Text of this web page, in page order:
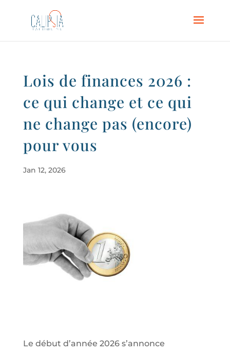
Lois de finances 2026 :
ce qui change et ce qui
ne change pas (encore)
pour vous
Jan 12, 2026
Le début d’année 2026 s’annonce